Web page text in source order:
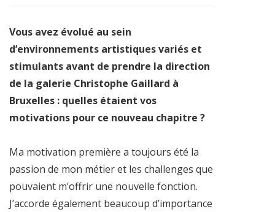
Vous avez évolué au sein
d’environnements artistiques variés et
stimulants avant de prendre la direction
de la galerie Christophe Gaillard à
Bruxelles : quelles étaient vos
motivations pour ce nouveau chapitre ?
Ma motivation première a toujours été la
passion de mon métier et les challenges que
pouvaient m’offrir une nouvelle fonction.
J’accorde également beaucoup d’importance